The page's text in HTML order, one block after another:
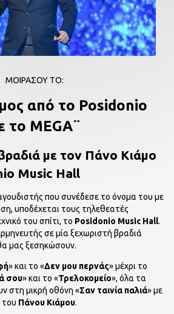
ΜΟΙΡΑΣΟΥ ΤΟ:
από το Posidonio
το MEGA¨
με τον Πάνο Κιάμο
Music Hall
που συνέδεσε το όνομα του με
υποδέχεται τους τηλεθεατές
του σπίτι, το Posidonio Music Hall.
σε μία ξεχωριστή βραδιά
μας ξεσηκώσουν.
» και το «Δεν μου περνάς» μέχρι το
σου» και το «Τρελοκομείο», όλα τα
στη μικρή οθόνη «Σαν ταινία παλιά» με
Πάνου Κιάμου.